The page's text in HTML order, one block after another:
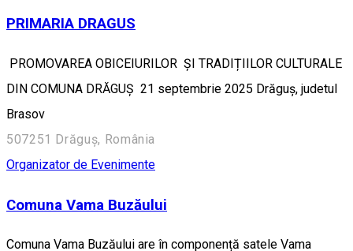
PRIMARIA DRAGUS
PROMOVAREA OBICEIURILOR ȘI TRADIȚIILOR CULTURALE
DIN COMUNA DRĂGUȘ 21 septembrie 2025 Drăguș, judetul
Brasov
507251 Drăguș, România
Organizator de Evenimente
Comuna Vama Buzăului
Comuna Vama Buzăului are în componență satele Vama